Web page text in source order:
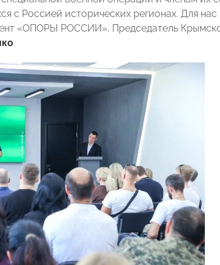
с Россией исторических регионах. Для
«ОПОРЫ РОССИИ», Председатель
.